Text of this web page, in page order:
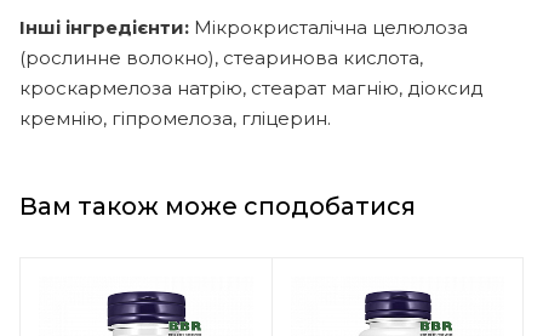
Інші інгредієнти: Мікрокристалічна целюлоза
(рослинне волокно), стеаринова кислота,
кроскармелоза натрію, стеарат магнію, діоксид
кремнію, гіпромелоза, гліцерин.
Вам також може сподобатися